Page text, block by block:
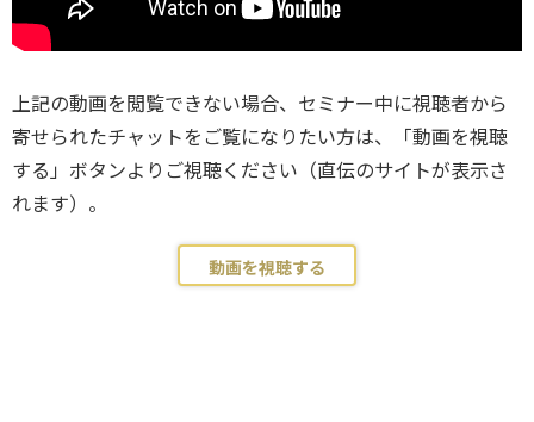
上記の動画を閲覧できない場合、セミナー中に視聴者から
寄せられたチャットをご覧になりたい方は、「動画を視聴
する」ボタンよりご視聴ください（直伝のサイトが表示さ
れます）。
動画を視聴する